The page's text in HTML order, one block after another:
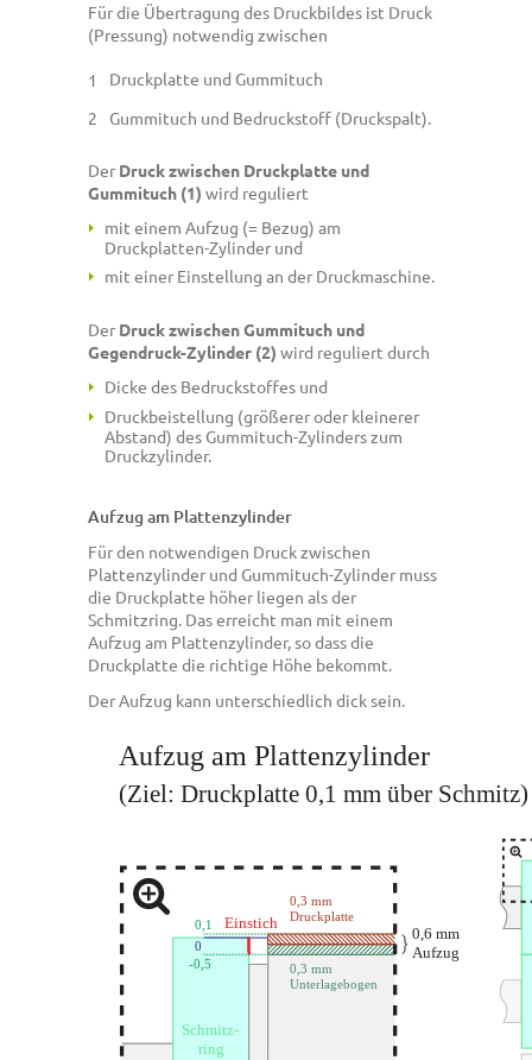
Für die Übertragung des Druckbildes ist Druck
(Pressung) notwendig zwischen
Druckplatte und Gummituch
Gummituch und Bedruckstoff (Druckspalt).
Der Druck zwischen Druckplatte und
Gummituch (1) wird reguliert
mit einem Aufzug (= Bezug) am
Druckplatten-Zylinder und
mit einer Einstellung an der Druckmaschine.
Der Druck zwischen Gummituch und
Gegendruck-Zylinder (2) wird reguliert durch
Dicke des Bedruckstoffes und
Druckbeistellung (größerer oder kleinerer
Abstand) des Gummituch-Zylinders zum
Druckzylinder.
Aufzug am Plattenzylinder
Für den notwendigen Druck zwischen
Plattenzylinder und Gummituch-Zylinder muss
die Druckplatte höher liegen als der
Schmitzring. Das erreicht man mit einem
Aufzug am Plattenzylinder, so dass die
Druckplatte die richtige Höhe bekommt.
Der Aufzug kann unterschiedlich dick sein.